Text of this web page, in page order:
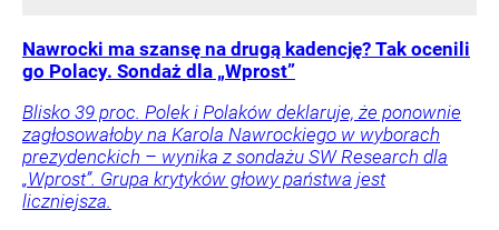
Nawrocki ma szansę na drugą kadencję? Tak ocenili
go Polacy. Sondaż dla „Wprost”
Blisko 39 proc. Polek i Polaków deklaruje, że ponownie
zagłosowałoby na Karola Nawrockiego w wyborach
prezydenckich – wynika z sondażu SW Research dla
„Wprost”. Grupa krytyków głowy państwa jest
liczniejsza.